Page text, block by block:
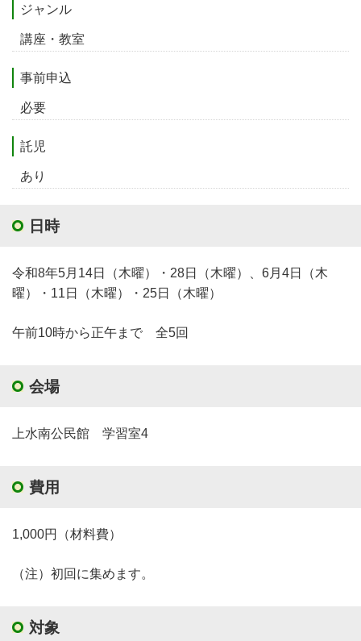
ジャンル
講座・教室
事前申込
必要
託児
あり
日時
令和8年5月14日（木曜）・28日（木曜）、6月4日（木
曜）・11日（木曜）・25日（木曜）
午前10時から正午まで 全5回
会場
上水南公民館 学習室4
費用
1,000円（材料費）
（注）初回に集めます。
対象